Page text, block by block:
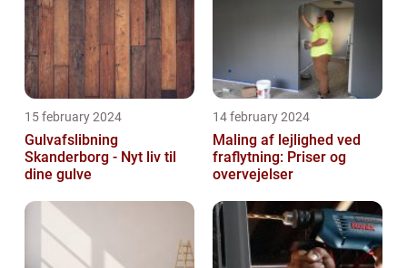
15 february 2024
Gulvafslibning
Skanderborg - Nyt liv til
dine gulve
14 february 2024
Maling af lejlighed ved
fraflytning: Priser og
overvejelser